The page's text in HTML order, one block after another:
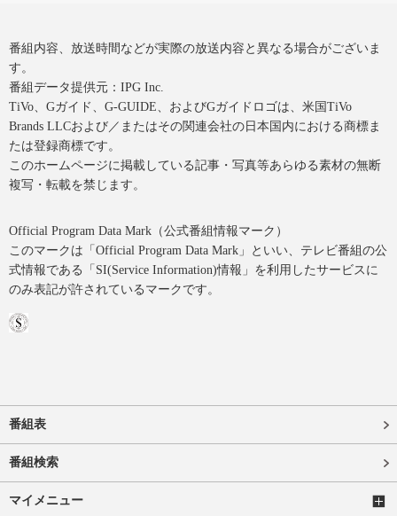
番組内容、放送時間などが実際の放送内容と異なる場合がございま
す。
番組データ提供元：IPG Inc.
TiVo、Gガイド、G-GUIDE、およびGガイドロゴは、米国TiVo
Brands LLCおよび／またはその関連会社の日本国内における商標ま
たは登録商標です。
このホームページに掲載している記事・写真等あらゆる素材の無断
複写・転載を禁じます。
Official Program Data Mark（公式番組情報マーク）
このマークは「Official Program Data Mark」といい、テレビ番組の公
式情報である「SI(Service Information)情報」を利用したサービスに
のみ表記が許されているマークです。
番組表
番組検索
マイメニュー